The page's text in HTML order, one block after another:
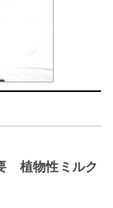
植物性ミルク